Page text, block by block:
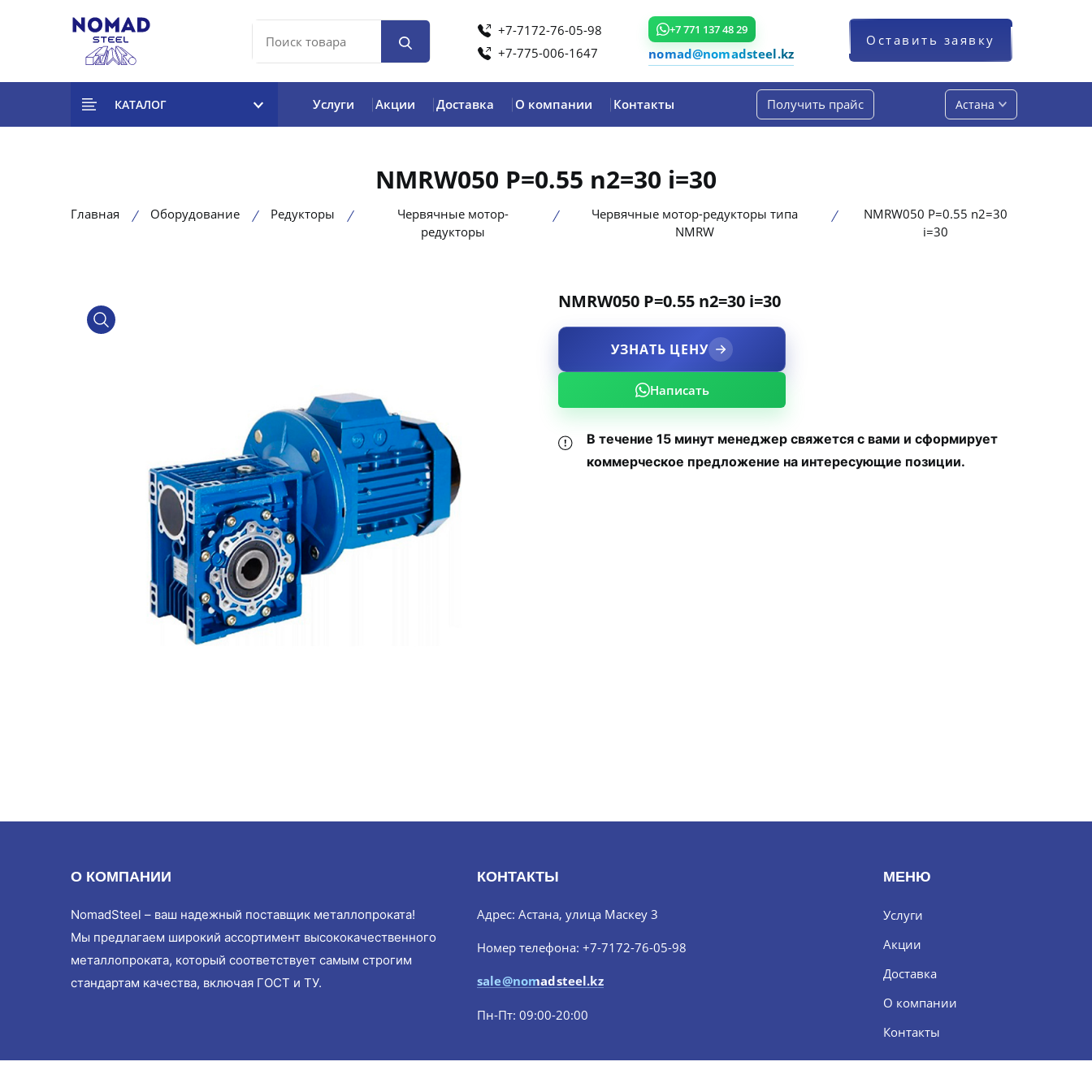
+7-7172-76-05-98
+7-775-006-1647
+7 771 137 48 29
nomad@nomadsteel.kz
Оставить заявку
КАТАЛОГ Услуги Акции Доставка О компании Контакты Получить прайс Астана
NMRW050 P=0.55 n2=30 i=30
Главная Оборудование Редукторы
Червячные мотор-
редукторы
Червячные мотор-редукторы типа
NMRW
NMRW050 P=0.55 n2=30
i=30
product view
NMRW050 P=0.55 n2=30 i=30
УЗНАТЬ ЦЕНУ
Написать
В течение 15 минут менеджер свяжется с вами и сформирует
коммерческое предложение на интересующие позиции.
О КОМПАНИИ
NomadSteel – ваш надежный поставщик металлопроката!
Мы предлагаем широкий ассортимент высококачественного
металлопроката, который соответствует самым строгим
стандартам качества, включая ГОСТ и ТУ.
КОНТАКТЫ
Адрес: Астана, улица Маскеу 3
Номер телефона: +7-7172-76-05-98
sale@nomadsteel.kz
Пн-Пт: 09:00-20:00
МЕНЮ
Услуги
Акции
Доставка
О компании
Контакты